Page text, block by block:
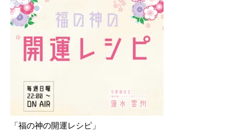
「福の神の開運レシピ」